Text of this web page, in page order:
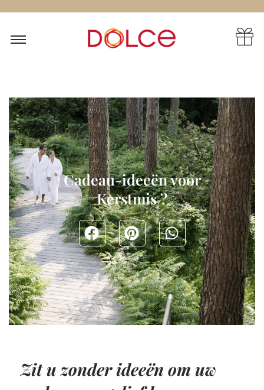
Cadeau-ideeën voor
Kerstmis ?
Zit u zonder ideeën om uw